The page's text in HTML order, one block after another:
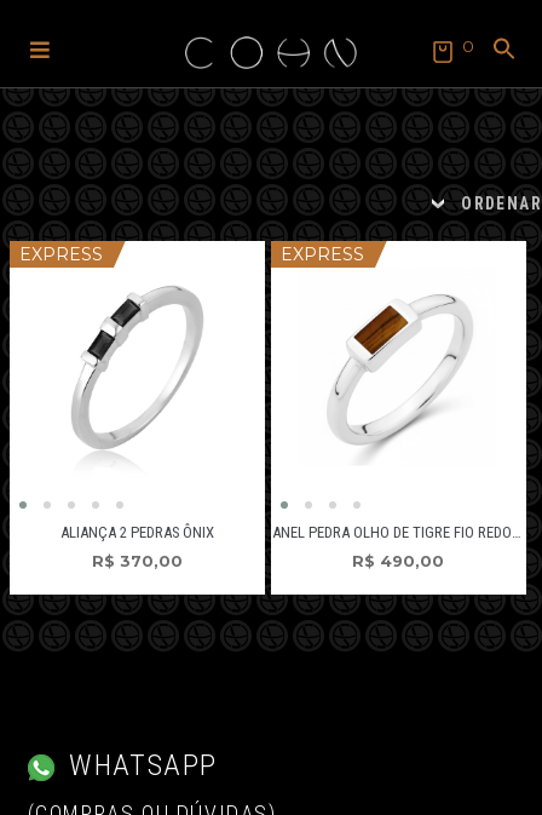
navegação
o
conteúdo
0
SEARCH
FOR:
Search Button
ORDENAR
EXPRESS
ALIANÇA 2 PEDRAS ÔNIX
R$ 370,00
EXPRESS
ANEL PEDRA OLHO DE TIGRE FIO REDONDO
R$ 490,00
WHATSAPP